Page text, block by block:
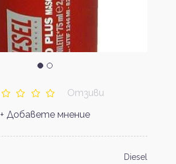
Отзиви
+ Добавете мнение
Diesel